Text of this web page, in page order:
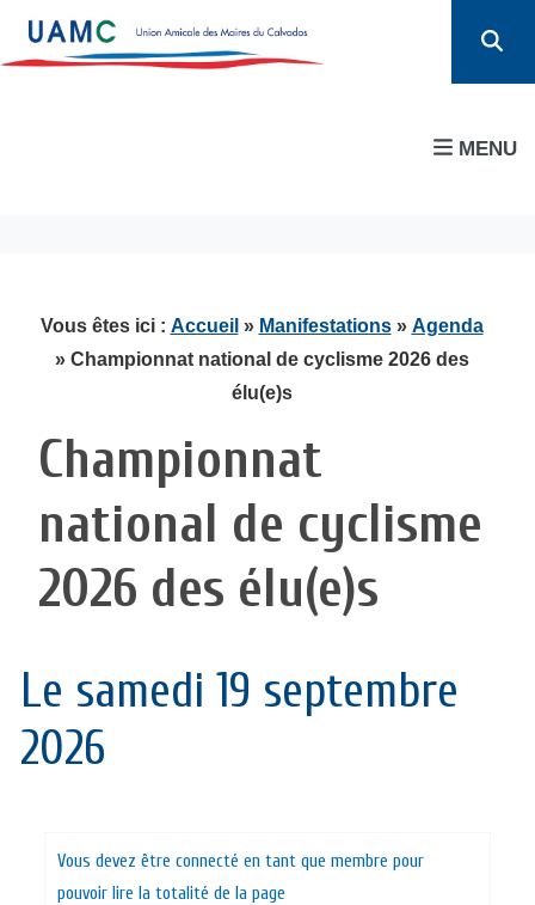
MENU
Vous êtes ici : Accueil » Manifestations» Agenda
» Championnat national de cyclisme 2026 des
élu(e)s
Championnat
national de cyclisme
2026 des élu(e)s
Le samedi 19 septembre
2026
Vous devez être connecté en tant que membre pour
pouvoir lire la totalité de la page